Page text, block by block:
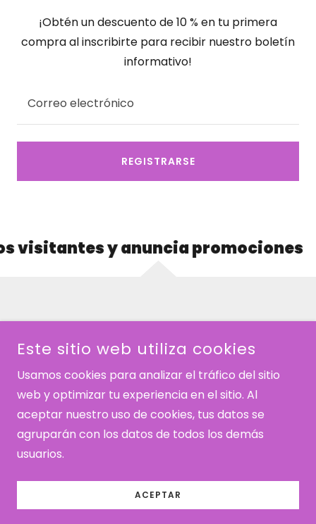
¡Obtén un descuento de 10 % en tu primera
compra al inscribirte para recibir nuestro boletín
informativo!
Correo electrónico
REGISTRARSE
y anuncia promociones
Términos y condiciones
CRIADERO CALQUIN
COPYRIGHT © 2025 CRIADERO CALQUIN - TODOS LOS
Este sitio web utiliza cookies
Usamos cookies para analizar el tráfico del sitio
web y optimizar tu experiencia en el sitio. Al
aceptar nuestro uso de cookies, tus datos se
agruparán con los datos de todos los demás
usuarios.
ACEPTAR